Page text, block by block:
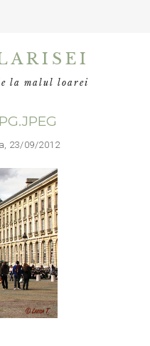
la malul loarei
09/2012